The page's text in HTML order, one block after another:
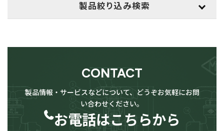
製品絞り込み検索
供給設備用
CONTACT
製品情報・サービスなどについて、どうぞお気軽にお問
い合わせください。
お電話はこちらから